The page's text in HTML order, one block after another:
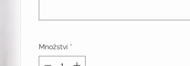
Množství *